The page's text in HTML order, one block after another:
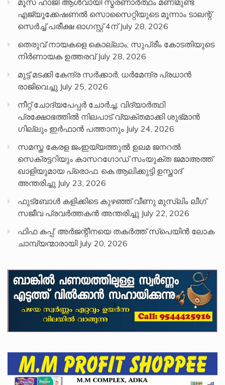
എജ്യൂക്കേഷണൽ സൊസൈറ്റിയുടെ മൂന്നാം ടാലന്റ്
സെർച്ച് പരീക്ഷ ഓഗസ്റ്റ് 4ന് July 28, 2026
തെരുവ് നായകളെ കൊല്ലാം; സുപ്രീം കോടതിയുടെ
നിർണായക ഉത്തരവ് July 28, 2026
മുട്ട് മടക്കി കേന്ദ്ര സർക്കാർ; ധർമേന്ദ്ര പ്രധാൻ
രാജിവെച്ചു July 25, 2026
നീറ്റ് ചോദ്യപേപ്പര്‍ ചോര്‍ച്ച; വിദ്യാർത്ഥി
പ്രക്ഷോഭത്തിൽ നിലപാട് വ്യക്തമാക്കി ശുഭ്മാൻ
ഗില്ലും ഇർഫാൻ പത്താനും July 24, 2026
സമസ്ത കേരള ജംഇയ്യത്തുൽ ഉലമ ജനറൽ
സെക്രട്ടറിയും കാസറഗോഡ് സംയുക്ത ജമാഅത്ത്
ഖാളിയുമായ പ്രൊഫ. കെ.ആലിക്കുട്ടി ഉസ്താദ്
അന്തരിച്ചു July 23, 2026
ഫുട്ബോൾ കളിക്കിടെ കുഴഞ്ഞ് വീണു മുസ്ലിം ലീഗ്
സജീവ പ്രവർത്തകൻ അന്തരിച്ചു July 22, 2026
ഫിഫ കപ്പ്: അർജന്റീനയെ തകർത്ത് സ്പെയിൻ ലോക
ചാമ്പ്യന്മാരായി July 20, 2026